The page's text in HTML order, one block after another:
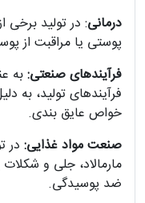
درمانی: در تولید برخی
پوستی یا مراقبت از
فرآیندهای صنعتی:به
فرآیندهای تولید، به
خواص عایق بندی.
صنعت مواد غذایی: در
مارمالاد، جلی و
ضد پوسیدگی.